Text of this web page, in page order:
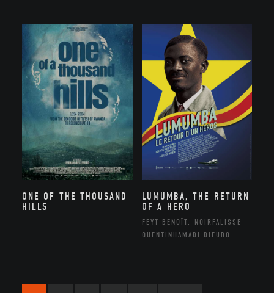
ONE OF THE THOUSAND
HILLS
LUMUMBA, THE RETURN
OF A HERO
FEYT BENOÎT, NOIRFALISSE
QUENTINHAMADI DIEUDO